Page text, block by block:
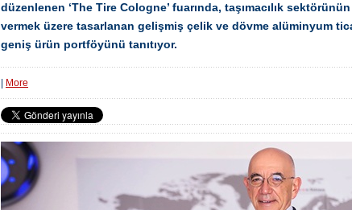
düzenlenen ‘The Tire Cologne’ fuarında, taşımacılık
vermek üzere tasarlanan gelişmiş çelik ve dövme alüminyum
geniş ürün portföyünü tanıtıyor.
More